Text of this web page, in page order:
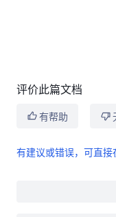
评价此篇文档
有帮助
有建议或错误，可直